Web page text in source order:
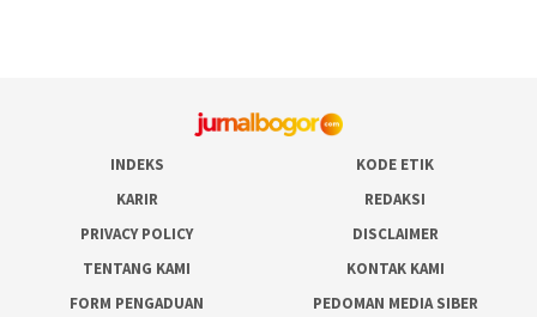
INDEKS
KODE ETIK
KARIR
REDAKSI
PRIVACY POLICY
DISCLAIMER
TENTANG KAMI
KONTAK KAMI
FORM PENGADUAN
PEDOMAN MEDIA SIBER